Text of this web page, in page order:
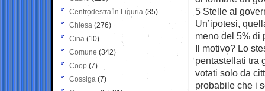
5 Stelle al
Un’ipotesi,
meno del 5% di
Il motivo? Lo
pentastellati tra
votati solo da
probabile che i
Centrodestra in Liguria (35)
Chiesa (276)
Cina (10)
Comune (342)
Coop (7)
Cossiga (7)